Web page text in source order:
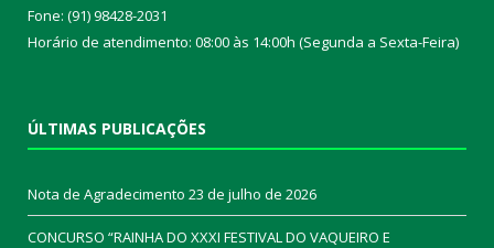
Fone: (91) 98428-2031
Horário de atendimento: 08:00 às 14:00h (Segunda a Sexta-Feira)
ÚLTIMAS PUBLICAÇÕES
Nota de Agradecimento 23 de julho de 2026
CONCURSO “RAINHA DO XXXI FESTIVAL DO VAQUEIRO E